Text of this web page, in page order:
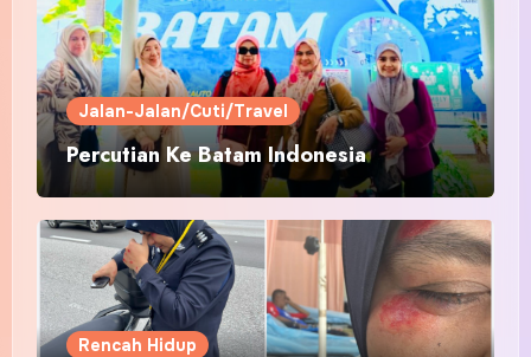
Jalan-Jalan/Cuti/Travel
Percutian Ke Batam Indonesia
Rencah Hidup